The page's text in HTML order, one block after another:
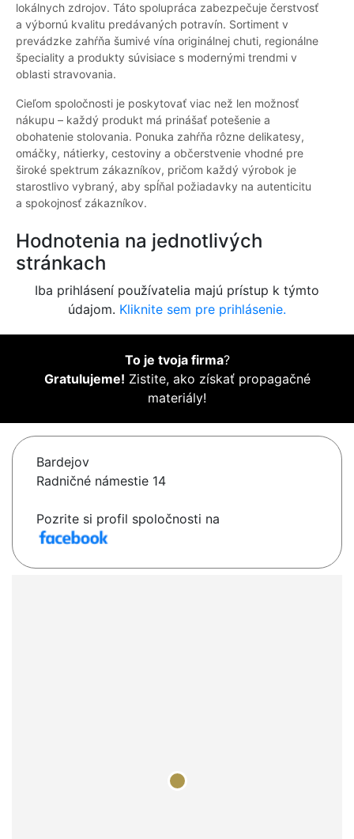
lokálnych zdrojov. Táto spolupráca zabezpečuje čerstvosť
a výbornú kvalitu predávaných potravín. Sortiment v
prevádzke zahŕňa šumivé vína originálnej chuti, regionálne
špeciality a produkty súvisiace s modernými trendmi v
oblasti stravovania.
Cieľom spoločnosti je poskytovať viac než len možnosť
nákupu – každý produkt má prinášať potešenie a
obohatenie stolovania. Ponuka zahŕňa rôzne delikatesy,
omáčky, nátierky, cestoviny a občerstvenie vhodné pre
široké spektrum zákazníkov, pričom každý výrobok je
starostlivo vybraný, aby spĺňal požiadavky na autenticitu
a spokojnosť zákazníkov.
Hodnotenia na jednotlivých
stránkach
Iba prihlásení používatelia majú prístup k týmto
údajom. Kliknite sem pre prihlásenie.
To je tvoja firma?
Gratulujeme! Zistite, ako získať propagačné
materiály!
Bardejov
Radničné námestie 14
Pozrite si profil spoločnosti na